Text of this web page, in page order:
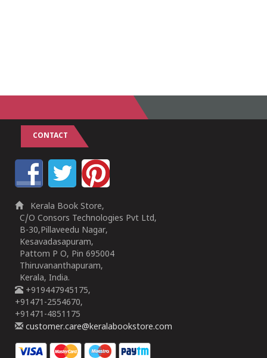
CONTACT
Kerala Book Store,
C/O Consors Technologies Pvt Ltd,
B-30,Pillaveedu Nagar,
Kesavadasapuram,
Pattom P O, Pin 695004
Thiruvananthapuram,
Kerala, India.
+919447945175,
+91471-2554670,
+91471-4851175
customer.care@keralabookstore.com